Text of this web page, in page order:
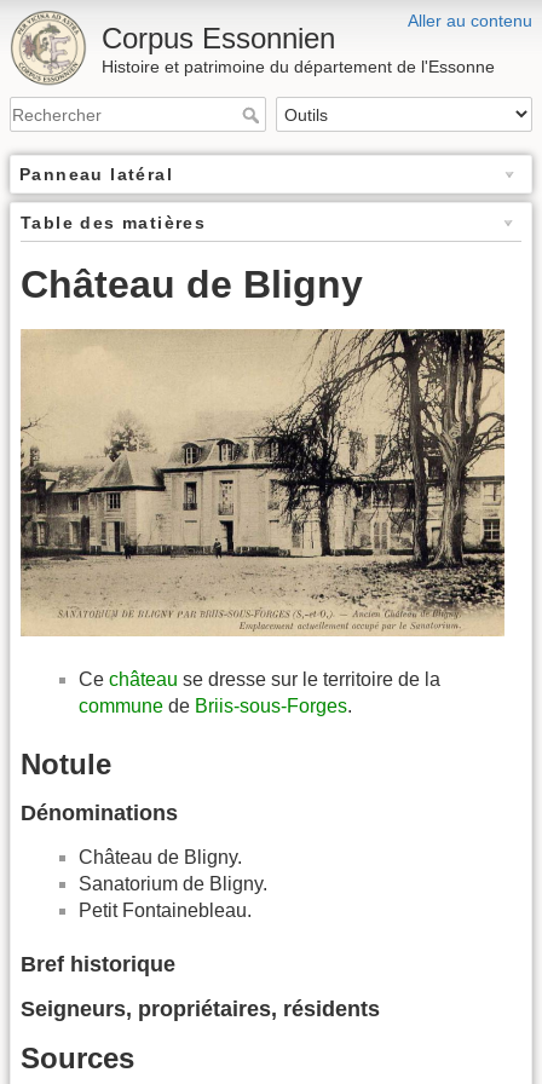
Aller au contenu
Corpus Essonnien
Histoire et patrimoine du département de l'Essonne
Panneau latéral
Table des matières
Château de Bligny
Ce château se dresse sur le territoire de la
commune de Briis-sous-Forges.
Notule
Dénominations
Château de Bligny.
Sanatorium de Bligny.
Petit Fontainebleau.
Bref historique
Seigneurs, propriétaires, résidents
Sources